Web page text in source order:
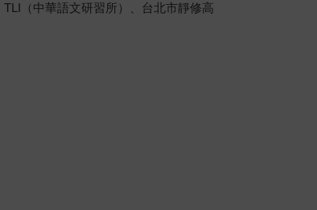
（中華語文研習所）、台北市靜修高